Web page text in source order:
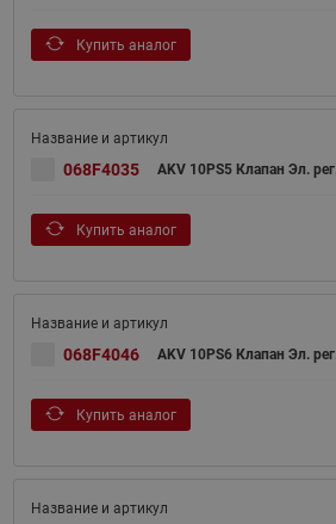
Купить аналог
068F4035 AKV 10PS5 Клапан Эл.
Купить аналог
068F4046 AKV 10PS6 Клапан Эл.
Купить аналог